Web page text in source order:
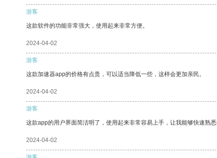
游客
这款软件的功能非常强大，使用起来非常方便。
2024-04-02
游客
这款加速器app的价格有点贵，可以适当降低一些，这样会更加亲民。
2024-04-02
游客
这款app的用户界面简洁明了，使用起来非常容易上手，让我能够快速熟
2024-04-02